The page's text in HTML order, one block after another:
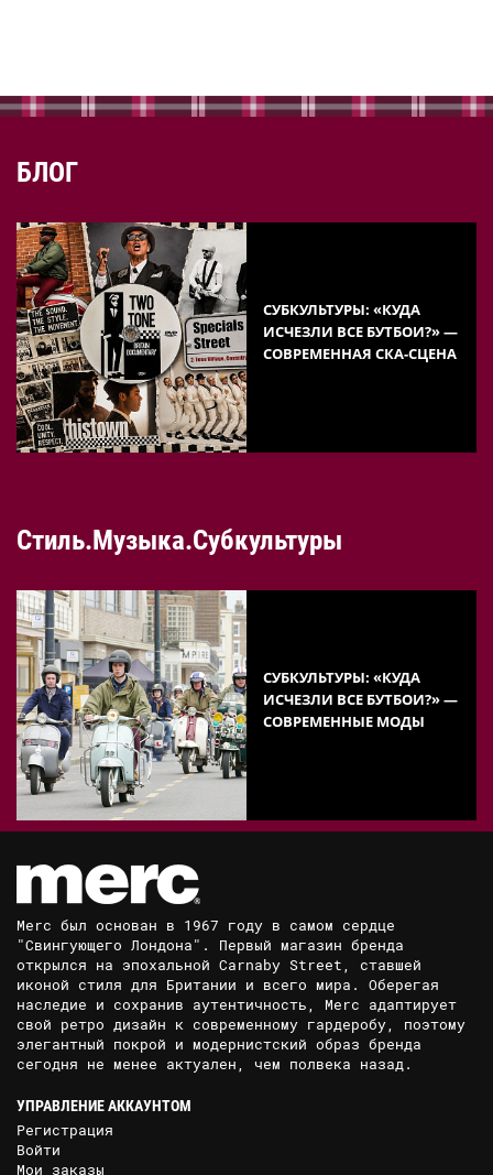
БЛОГ
СУБКУЛЬТУРЫ: «КУДА
ИСЧЕЗЛИ ВСЕ БУТБОИ?» —
СОВРЕМЕННАЯ СКА-СЦЕНА
Стиль.Музыка.Субкультуры
СУБКУЛЬТУРЫ: «КУДА
ИСЧЕЗЛИ ВСЕ БУТБОИ?» —
СОВРЕМЕННЫЕ МОДЫ
Merc был основан в 1967 году в самом сердце
"Свингующего Лондона". Первый магазин бренда
открылся на эпохальной Carnaby Street, ставшей
иконой стиля для Британии и всего мира. Оберегая
наследие и сохранив аутентичность, Merc адаптирует
свой ретро дизайн к современному гардеробу, поэтому
элегантный покрой и модернистский образ бренда
сегодня не менее актуален, чем полвека назад.
УПРАВЛЕНИЕ АККАУНТОМ
Регистрация
Войти
Мои заказы